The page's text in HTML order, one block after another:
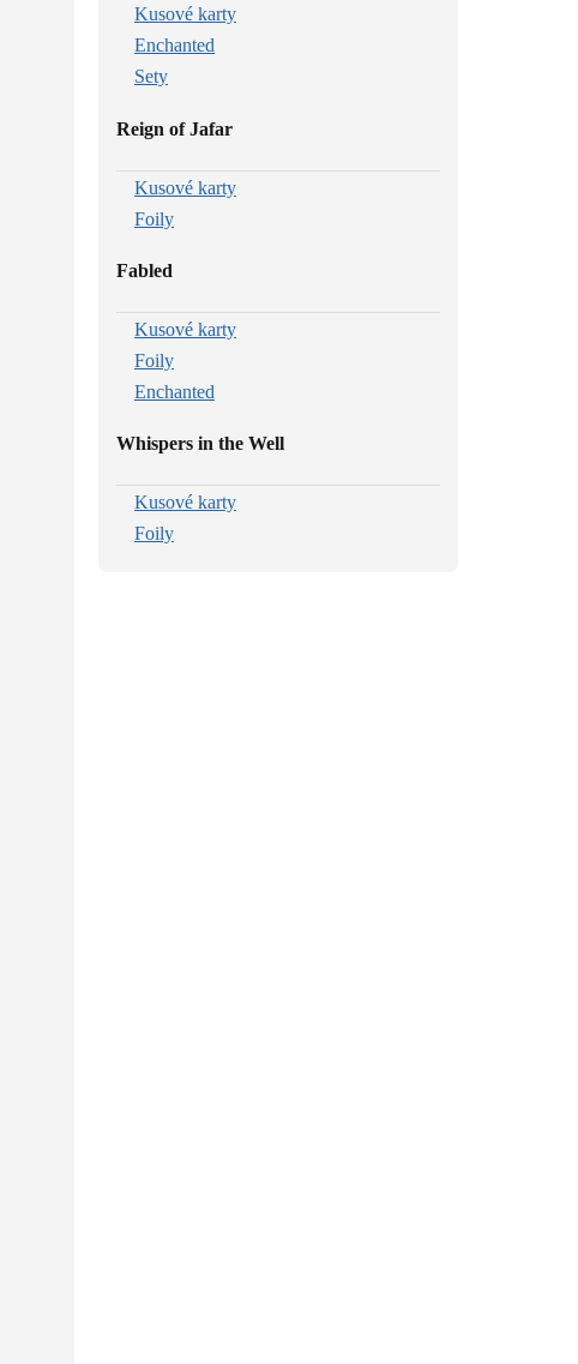
Kusové karty
Enchanted
Sety
Reign of Jafar
Kusové karty
Foily
Fabled
Kusové karty
Foily
Enchanted
Whispers in the Well
Kusové karty
Foily